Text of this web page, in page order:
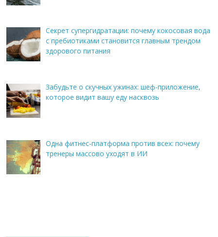
Секрет супергидратации: почему кокосовая вода
с пребиотиками становится главным трендом
здорового питания
Забудьте о скучных ужинах: шеф-приложение,
которое видит вашу еду насквозь
Одна фитнес-платформа против всех: почему
тренеры массово уходят в ИИ